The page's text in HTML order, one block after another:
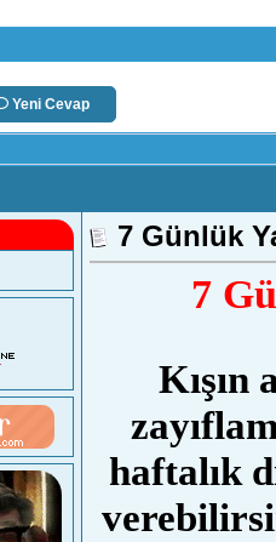
Yeni Cevap
7 Günlük
7
Kışın
haftalık